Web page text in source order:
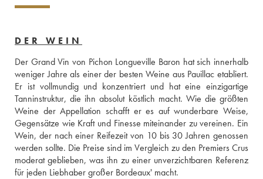
DER WEIN
Der Grand Vin von Pichon Longueville Baron hat sich innerhalb
weniger Jahre als einer der besten Weine aus Pauillac etabliert.
Er ist vollmundig und konzentriert und hat eine einzigartige
Tanninstruktur, die ihn absolut köstlich macht. Wie die größten
Weine der Appellation schafft er es auf wunderbare Weise,
Gegensätze wie Kraft und Finesse miteinander zu vereinen. Ein
Wein, der nach einer Reifezeit von 10 bis 30 Jahren genossen
werden sollte. Die Preise sind im Vergleich zu den Premiers Crus
moderat geblieben, was ihn zu einer unverzichtbaren Referenz
für jeden Liebhaber großer Bordeaux' macht.